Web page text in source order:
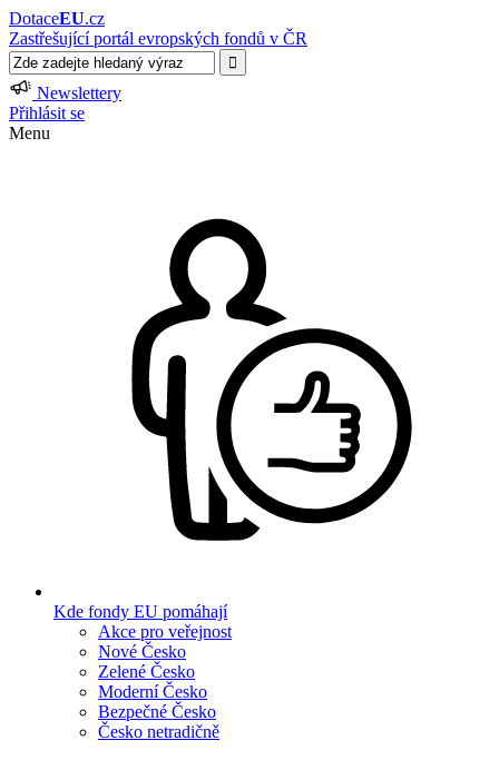
DotaceEU.cz
Zastřešující portál evropských fondů v ČR
Newslettery
Přihlásit se
Menu
Kde fondy EU pomáhají
Akce pro veřejnost
Nové Česko
Zelené Česko
Moderní Česko
Bezpečné Česko
Česko netradičně